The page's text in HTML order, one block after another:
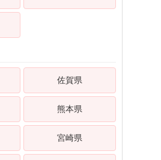
佐賀県
熊本県
宮崎県